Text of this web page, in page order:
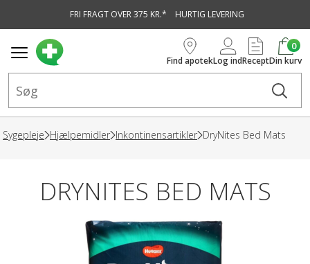
FRI FRAGT OVER 375 KR.* HURTIG LEVERING
Find apotekLog indRecept
0
Din kurv
Sygepleje Hjælpemidler Inkontinensartikler DryNites Bed Mats
DRYNITES BED MATS